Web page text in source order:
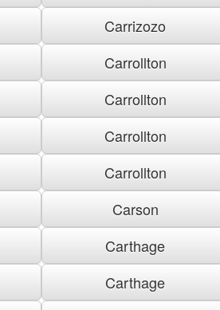
Carrizozo
Carrollton
Carrollton
Carrollton
Carrollton
Carson
Carthage
Carthage